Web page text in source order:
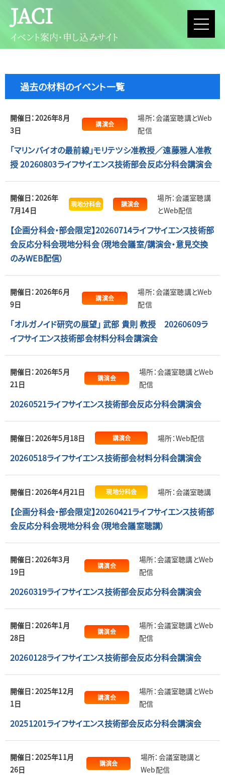
JACI
イベント案内・申し込みサイト
過去の材料のイベント一覧
開催日：2026年8月
3日
講演会
場所：会議室聴講とWeb
配信
「マリンバイオの最前線」モリテツシ准教授／遠藤雅人准教
授 20260803ライフサイエンス技術部会反応分科会講演会
開催日：2026年
7月14日
現地分科会 講演会
場所：会議室聴講
とWeb配信
【企画分科会・部会限定】20260714ライフサイエンス技術部
会反応分科会現地分科会（現地会議室/講演会・意見交換
のみWEB配信）
開催日：2026年6月
9日
講演会
場所：会議室聴講とWeb
配信
「オルガノイド研究の展望」 武部 貴則 教授 20260609ラ
イフサイエンス技術部会材料分科会講演会
開催日：2026年5月
21日
講演会
場所：会議室聴講とWeb
配信
20260521ライフサイエンス技術部会反応分科会講演会
開催日：2026年5月18日 講演会 場所：Web配信
20260518ライフサイエンス技術部会材料分科会講演会
開催日：2026年4月21日 現地分科会 場所：会議室聴講
【企画分科会・部会限定】20260421ライフサイエンス技術部
会反応分科会現地分科会（現地会議室聴講）
開催日：2026年3月
19日
講演会
場所：会議室聴講とWeb
配信
20260319ライフサイエンス技術部会反応分科会講演会
開催日：2026年1月
28日
講演会
場所：会議室聴講とWeb
配信
20260128ライフサイエンス技術部会反応分科会講演会
開催日：2025年12月
1日
講演会
場所：会議室聴講とWeb
配信
20251201ライフサイエンス技術部会反応分科会講演会
開催日：2025年11月
26日
講演会
場所：会議室聴講と
Web配信